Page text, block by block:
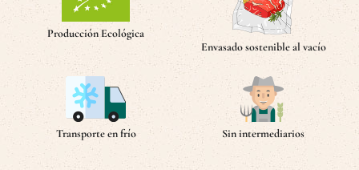
Producción Ecológica
Envasado sostenible al vacío
Transporte en frío Sin intermediarios